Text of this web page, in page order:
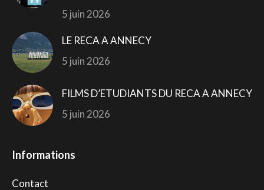
5 juin 2026
LE RECA A ANNECY
5 juin 2026
FILMS D’ETUDIANTS DU RECA A ANNECY
5 juin 2026
Informations
Contact